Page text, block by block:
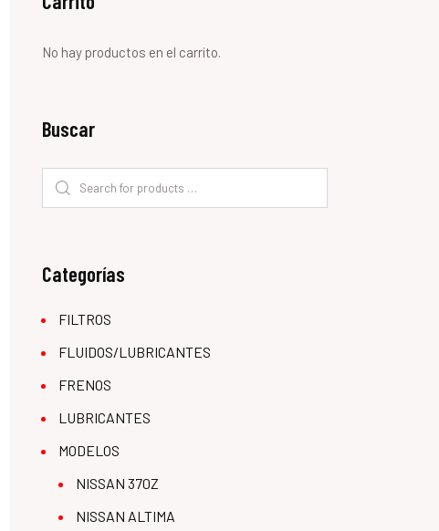
No hay productos en el carrito.
Buscar
Categorías
FILTROS
FLUIDOS/LUBRICANTES
FRENOS
LUBRICANTES
MODELOS
NISSAN 370Z
NISSAN ALTIMA